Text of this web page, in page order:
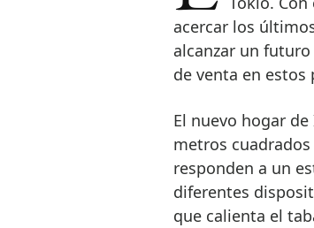
acercar los
alcanzar un
de venta en estos
El nuevo hogar
metros
responden a un
diferentes
que calienta el